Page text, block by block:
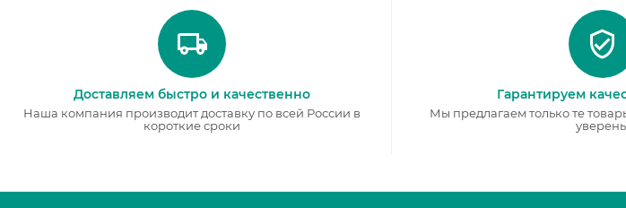
Доставляем быстро и качественно
Наша компания производит доставку по всей России в
короткие сроки
Гарантируем
Мы предлагаем только те